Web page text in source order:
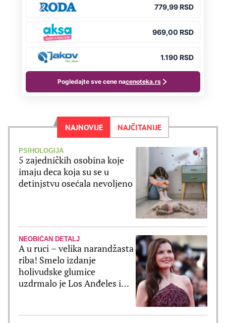
NAJNOVIJE NAJČITANIJE
PSIHOLOGIJA
5 zajedničkih osobina koje
imaju deca koja su se u
detinjstvu osećala nevoljeno
NEOBIČAN DETALJ
A u ruci – velika narandžasta
riba! Smelo izdanje
holivudske glumice
uzdrmalo je Los Anđeles i